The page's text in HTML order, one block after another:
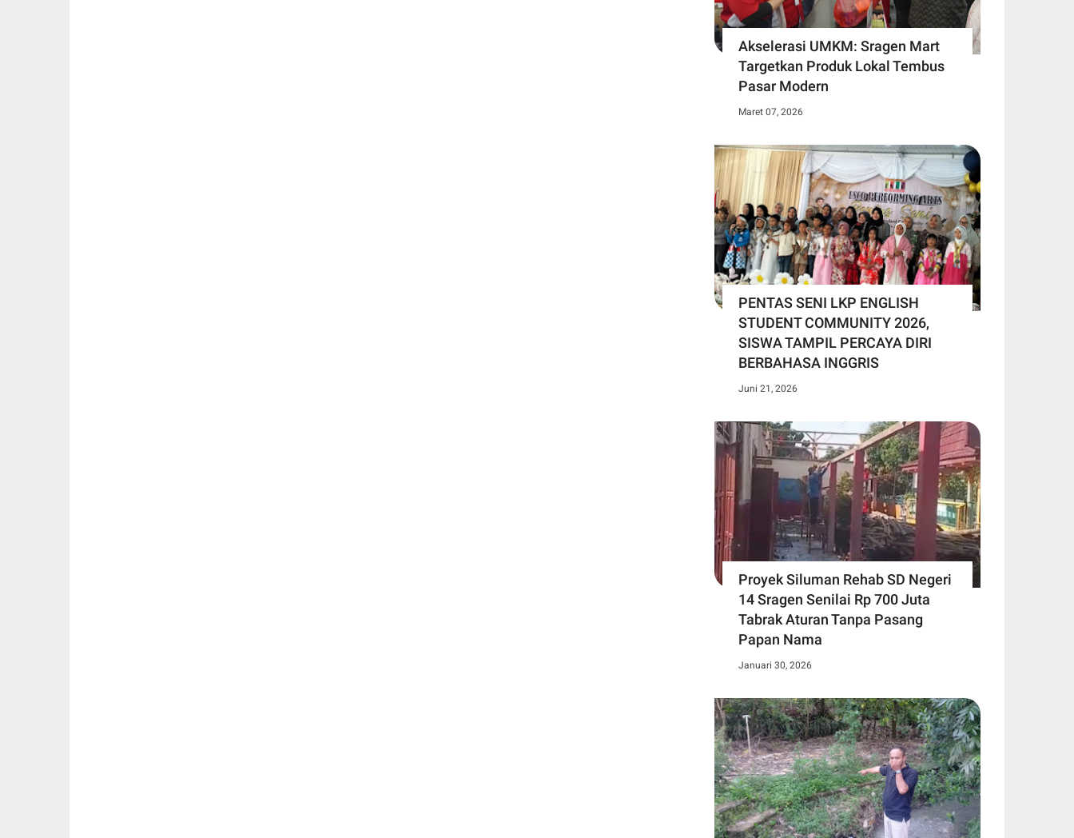
Akselerasi UMKM: Sragen Mart
Targetkan Produk Lokal Tembus
Pasar Modern
Maret 07, 2026
PENTAS SENI LKP ENGLISH
STUDENT COMMUNITY 2026,
SISWA TAMPIL PERCAYA DIRI
BERBAHASA INGGRIS
Juni 21, 2026
Proyek Siluman Rehab SD Negeri
14 Sragen Senilai Rp 700 Juta
Tabrak Aturan Tanpa Pasang
Papan Nama
Januari 30, 2026